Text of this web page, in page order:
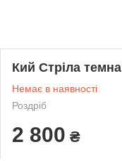
Кий Стріла темна
Немає в наявності
Роздріб
2 800 ₴